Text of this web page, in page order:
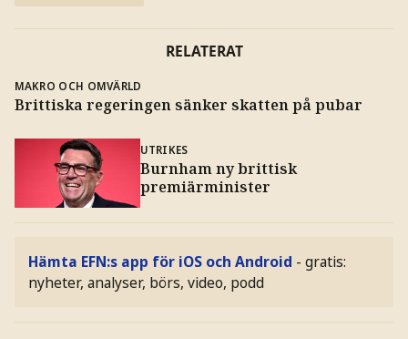
RELATERAT
MAKRO OCH OMVÄRLD
Brittiska regeringen sänker skatten på pubar
UTRIKES
Burnham ny brittisk
premiärminister
Hämta EFN:s app för iOS och Android - gratis:
nyheter, analyser, börs, video, podd